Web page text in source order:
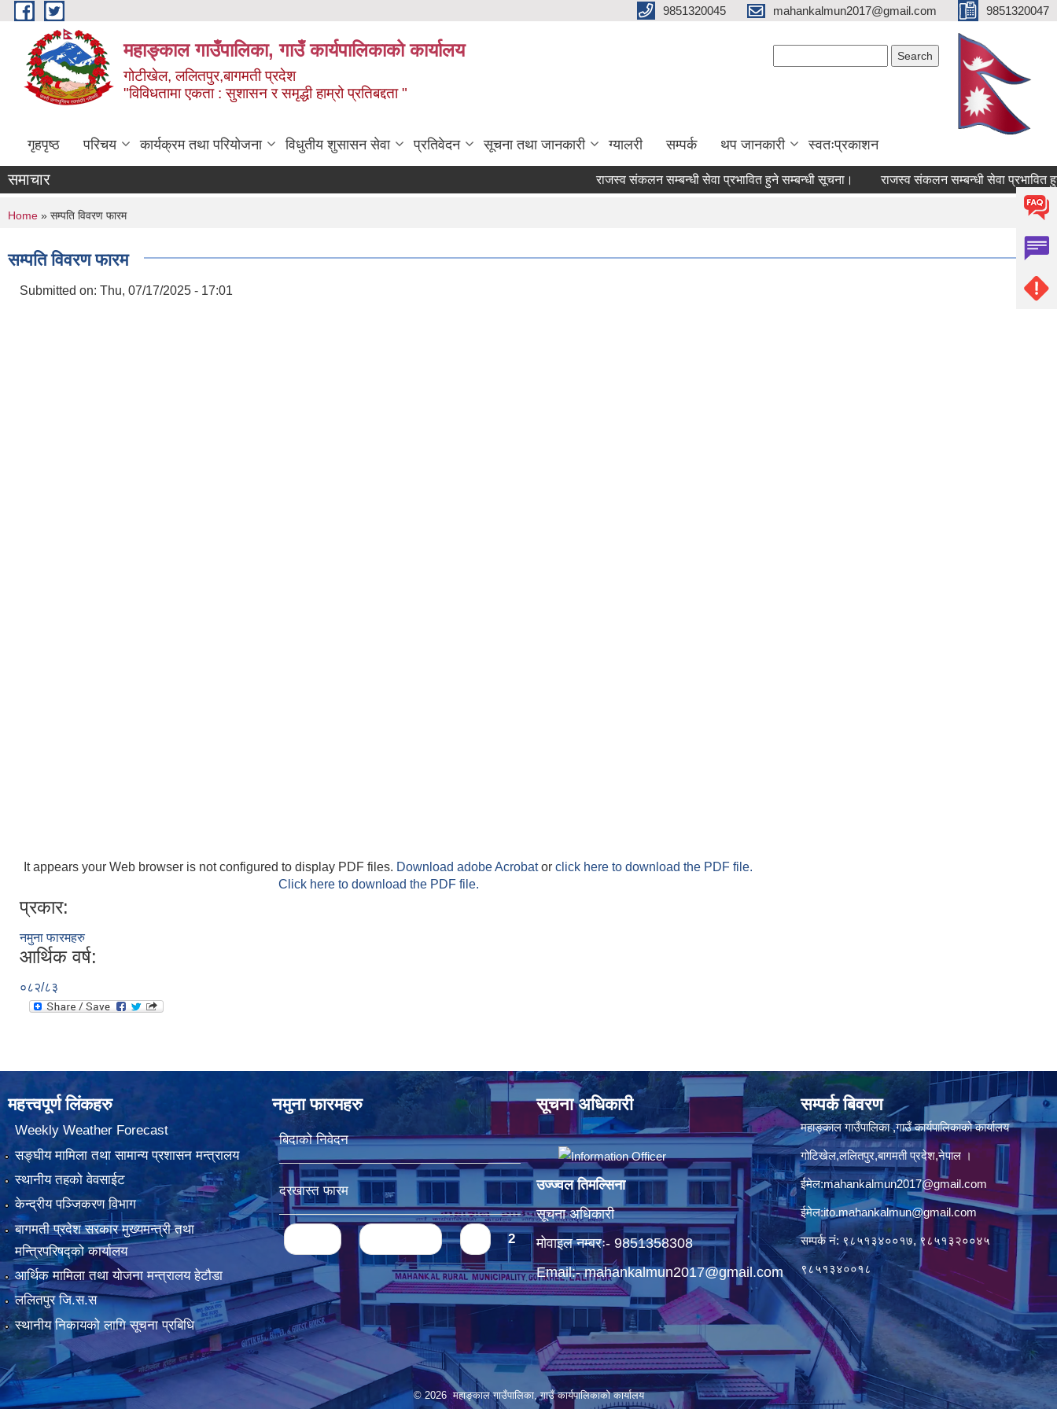
Skip to main content 9851320045 mahankalmun2017@gmail.com 9851320047
महाङ्काल गाउँपालिका, गाउँ कार्यपालिकाको कार्यालय
गोटीखेल, ललितपुर,बागमती प्रदेश
"विविधतामा एकता : सुशासन र समृद्धी हाम्रो प्रतिबद्दता "
गृहपृष्ठ परिचय कार्यक्रम तथा परियोजना विधुतीय शुसासन सेवा प्रतिवेदन सूचना तथा जानकारी ग्यालरी सम्पर्क थप जानकारी स्वतःप्रकाशन
समाचार राजस्व संकलन सम्बन्धी सेवा प्रभावित हुने सम्बन्धी सूचना। राजस्व संकलन सम्बन्धी सेवा प्रभावित हुने
You are here
Home » सम्पति विवरण फारम
सम्पति विवरण फारम
Submitted on: Thu, 07/17/2025 - 17:01
It appears your Web browser is not configured to display PDF files. Download adobe Acrobator click here to download the PDF file.
Click here to download the PDF file.
प्रकार:
नमुना फारमहरु
आर्थिक वर्ष:
०८२/८३
महत्त्वपूर्ण लिंकहरु
Weekly Weather Forecast
सङ्घीय मामिला तथा सामान्य प्रशासन मन्त्रालय
स्थानीय तहको वेवसाईट
केन्द्रीय पञ्जिकरण विभाग
बागमती प्रदेश सरकार मुख्यमन्त्री तथा
मन्त्रिपरिषद्को कार्यालय
आर्थिक मामिला तथा योजना मन्त्रालय हेटौडा
ललितपुर जि.स.स
स्थानीय निकायको लागि सूचना प्रबिधि
नमुना फारमहरु
बिदाको निवेदन
दरखास्त फारम
Pages 2
सूचना अधिकारी
उज्ज्वल तिमल्सिना
सूचना अधिकारी
मोवाइल नम्बरः- 9851358308
Email:-mahankalmun2017@gmail.com
सम्पर्क बिवरण
महाङ्काल गाउँपालिका ,गाउँ कार्यपालिकाको कार्यालय
गोटिखेल,ललितपुर,बागमती प्रदेश,नेपाल ।
ईमेल:mahankalmun2017@gmail.com
ईमेल:ito.mahankalmun@gmail.com
सम्पर्क नं: ९८५१३४००१७, ९८५१३२००४५
९८५१३४००१८
© 2026 महाङ्काल गाउँपालिका, गाउँ कार्यपालिकाको कार्यालय